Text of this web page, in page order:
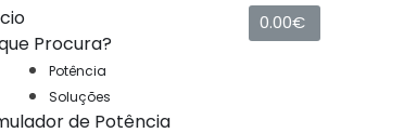
Procura?
Potência
Soluções
de Potência
0.00€